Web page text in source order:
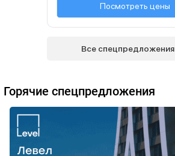
Посмотреть цены
Все спецпредложения
Горячие спецпредложения